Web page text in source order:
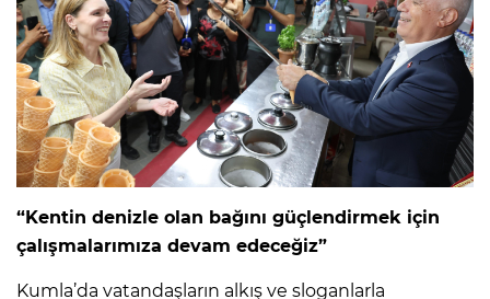
“Kentin denizle olan bağını güçlendirmek için
çalışmalarımıza devam edeceğiz”
Kumla’da vatandaşların alkış ve sloganlarla